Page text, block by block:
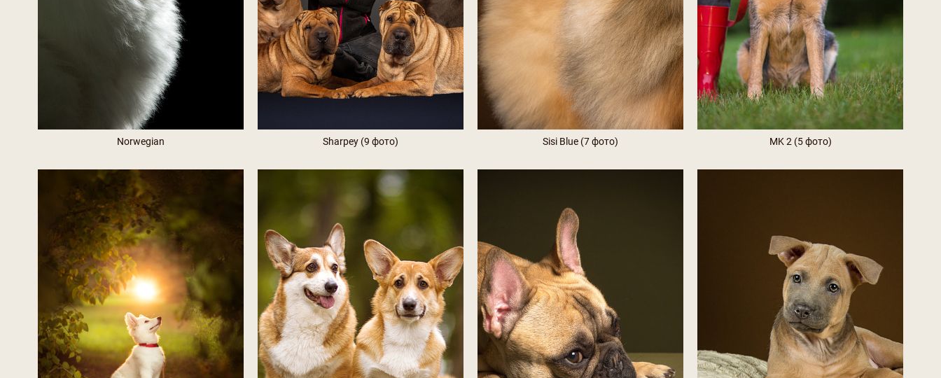
Norwegian Sharpey (9 фото) Sisi Blue (7 фото) MK 2 (5 фото)